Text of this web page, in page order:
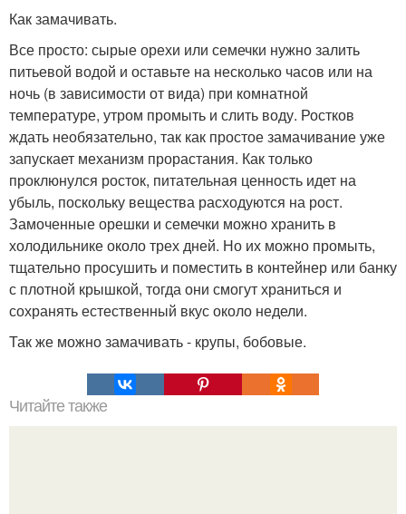
Как замачивать.
Все просто: сырые орехи или семечки нужно залить
питьевой водой и оставьте на несколько часов или на
ночь (в зависимости от вида) при комнатной
температуре, утром промыть и слить воду. Ростков
ждать необязательно, так как простое замачивание уже
запускает механизм прорастания. Как только
проклюнулся росток, питательная ценность идет на
убыль, поскольку вещества расходуются на рост.
Замоченные орешки и семечки можно хранить в
холодильнике около трех дней. Но их можно промыть,
тщательно просушить и поместить в контейнер или банку
с плотной крышкой, тогда они смогут храниться и
сохранять естественный вкус около недели.
Так же можно замачивать - крупы, бобовые.
Читайте также